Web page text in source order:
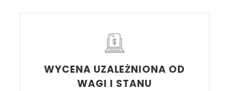
WYCENA UZALEŻNIONA OD
WAGI I STANU